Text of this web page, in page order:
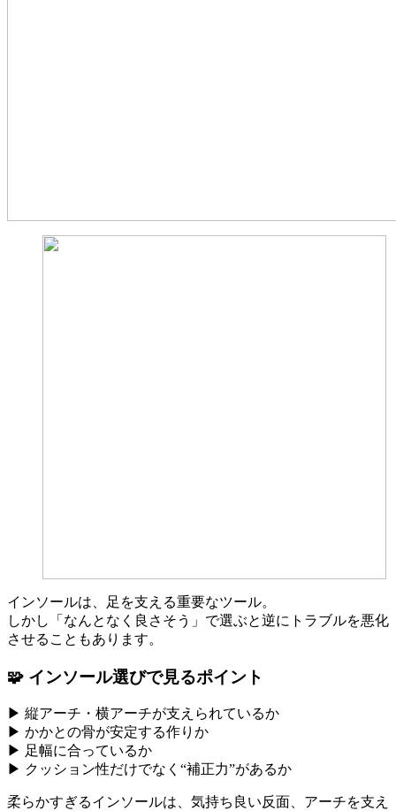
インソールは、足を支える重要なツール。
しかし「なんとなく良さそう」で選ぶと逆にトラブルを悪化
させることもあります。
🧩 インソール選びで見るポイント
▶ 縦アーチ・横アーチが支えられているか
▶ かかとの骨が安定する作りか
▶ 足幅に合っているか
▶ クッション性だけでなく“補正力”があるか
柔らかすぎるインソールは、気持ち良い反面、アーチを支え